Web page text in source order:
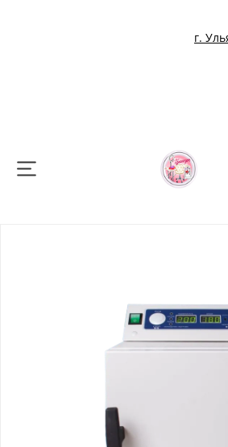
г.